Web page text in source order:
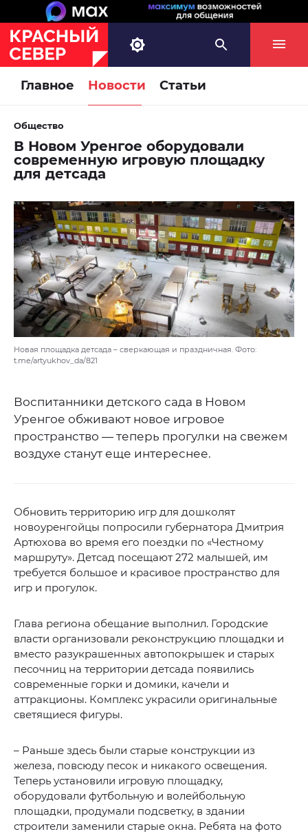
Главное Новости Статьи
Общество
В Новом Уренгое оборудовали
современную игровую площадку
для детсада
Новая площадка детсада – сверкающая и праздничная. Фото:
t.me/artyukhov_da/821
Воспитанники детского сада в Новом
Уренгое обживают новое игровое
пространство — теперь прогулки на свежем
воздухе станут еще интереснее.
Обновить территорию игр для дошколят
новоуренгойцы попросили губернатора Дмитрия
Артюхова во время его поездки по «Честному
маршруту». Детсад посещают 272 малышей, им
требуется большое и красивое пространство для
игр и прогулок.
Глава региона обещание выполнил. Городские
власти организовали реконструкцию площадки и
вместо разукрашенных автопокрышек и старых
песочниц на территории детсада появились
современные горки и домики, качели и
аттракционы. Комплекс украсили оригинальные
светящиеся фигуры.
– Раньше здесь были старые конструкции из
железа, повсюду песок и никакого освещения.
Теперь установили игровую площадку,
оборудовали футбольную и волейбольную
площадки, продумали подсветку, в здании
строители заменили старые окна. Ребята на фото